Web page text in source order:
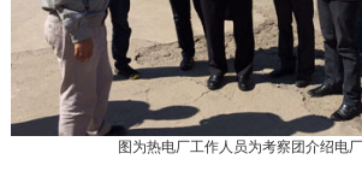
图为热电厂工作人员为考察团介绍电